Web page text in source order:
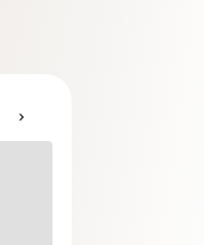
chevron_right